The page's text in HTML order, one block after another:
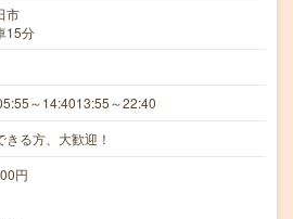
市
15分
～14:4013:55～22:40
る方、大歓迎！
円